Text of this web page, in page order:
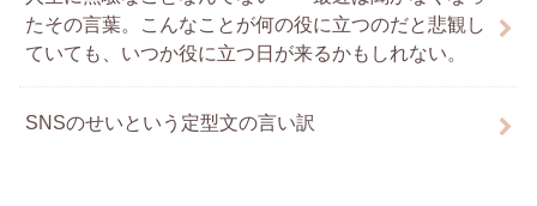
たその言葉。こんなことが何の役に立つのだと悲観し
ていても、いつか役に立つ日が来るかもしれない。
SNSのせいという定型文の言い訳